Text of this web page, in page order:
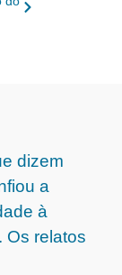
dizem
a
à
Os relatos